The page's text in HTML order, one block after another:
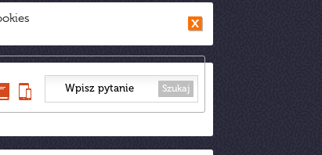
Szukaj